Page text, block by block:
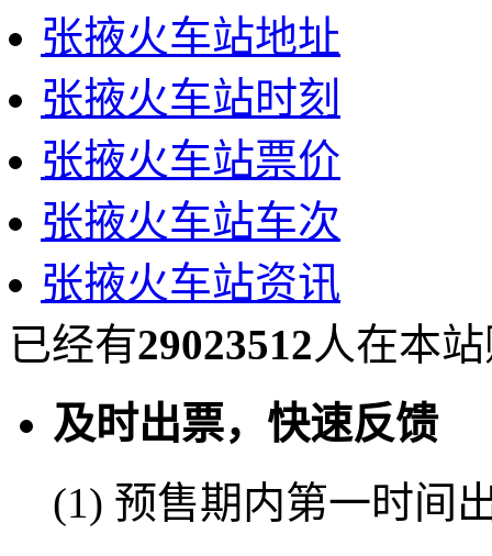
张掖火车站地址
张掖火车站时刻
张掖火车站票价
张掖火车站车次
张掖火车站资讯
已经有29023512人在本
及时出票，快速反馈
(1) 预售期内第一时间